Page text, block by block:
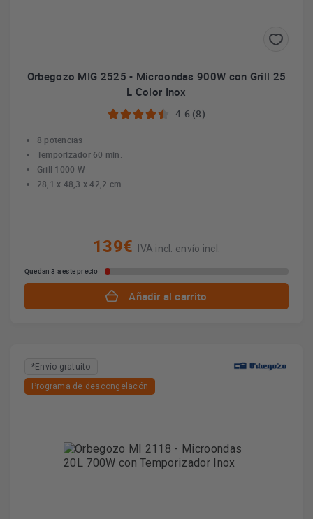
Orbegozo MIG 2525 - Microondas 900W con Grill 25
L Color Inox
4.6 (8)
8 potencias
Temporizador 60 min.
Grill 1000 W
28,1 x 48,3 x 42,2 cm
139€ IVA incl. envío incl.
Quedan 3 a este precio
Añadir al carrito
*Envío gratuito
Programa de descongelacón